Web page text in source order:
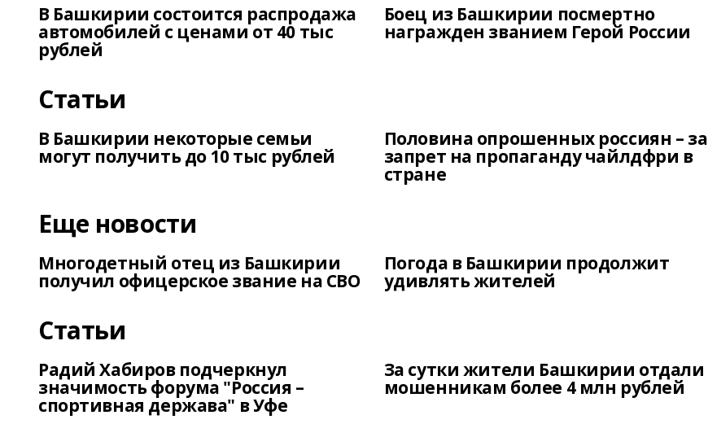
В Башкирии состоится распродажа
автомобилей с ценами от 40 тыс
рублей
Боец из Башкирии посмертно
награжден званием Герой России
Статьи
В Башкирии некоторые семьи
могут получить до 10 тыс рублей
Половина опрошенных россиян – за
запрет на пропаганду чайлдфри в
стране
Еще новости
Многодетный отец из Башкирии
получил офицерское звание на СВО
Погода в Башкирии продолжит
удивлять жителей
Статьи
Радий Хабиров подчеркнул
значимость форума "Россия –
спортивная держава" в Уфе
За сутки жители Башкирии отдали
мошенникам более 4 млн рублей